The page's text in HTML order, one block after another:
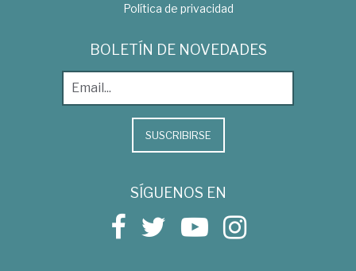
Política de privacidad
BOLETÍN DE NOVEDADES
SUSCRIBIRSE
SÍGUENOS EN